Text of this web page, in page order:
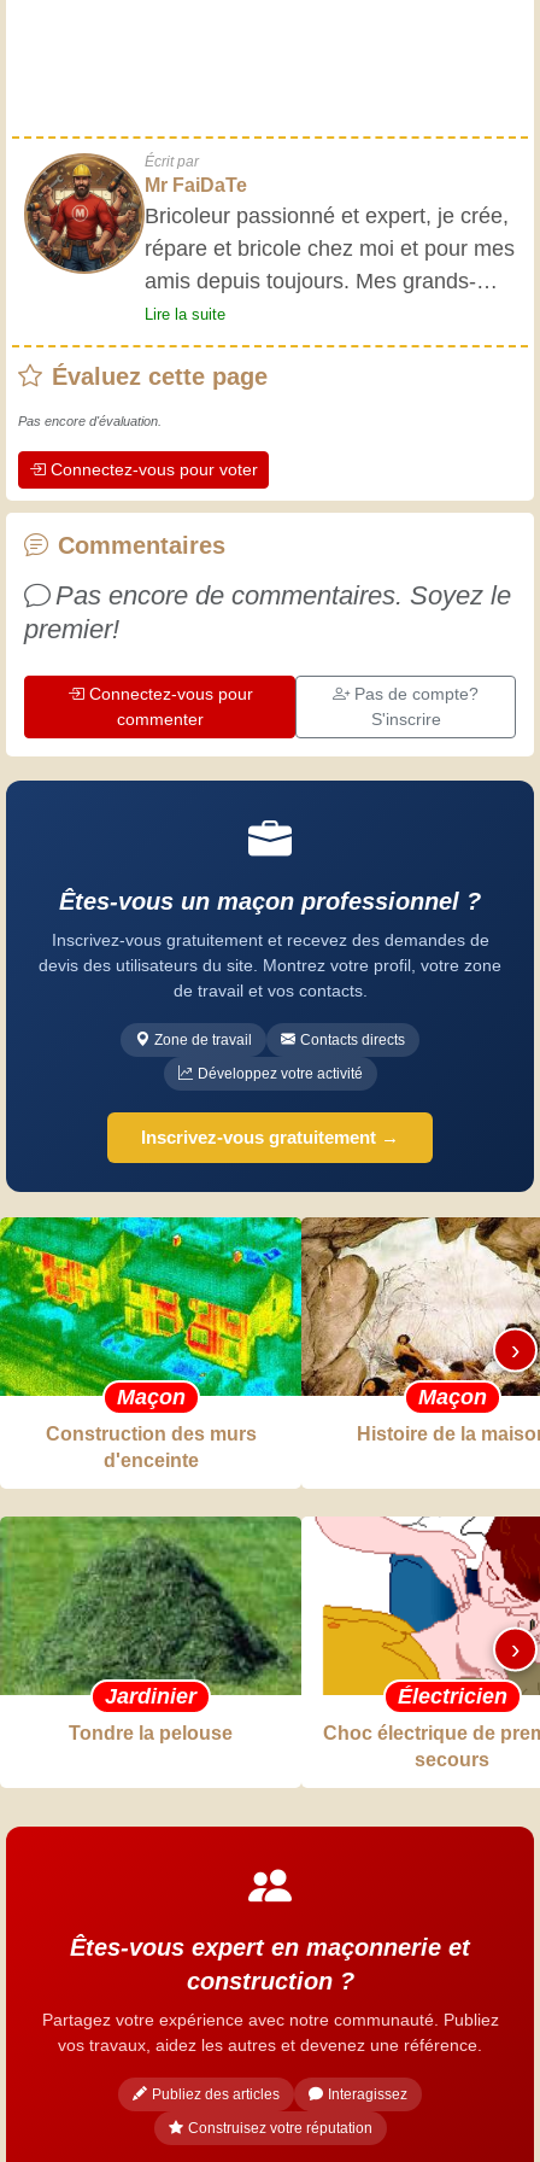
Écrit par
Mr FaiDaTe
Bricoleur passionné et expert, je crée,
répare et bricole chez moi et pour mes
amis depuis toujours. Mes grands-
parents m'ont initié très jeune, et
depuis, j'ai acquis une riche expérience.
L'expérience est essentielle ! Elle nous
professionnels. Apprenons ensemble ;
chaque jour est une occasion de
progresser. Amusez-vous bien !
Lire la suite
Évaluez cette page
Pas encore d'évaluation.
Connectez-vous pour voter
Commentaires
Pas encore de commentaires. Soyez le
premier!
Connectez-vous pour
commenter
Pas de compte?
S'inscrire
Êtes-vous un maçon professionnel ?
Inscrivez-vous gratuitement et recevez des demandes de
devis des utilisateurs du site. Montrez votre profil, votre zone
de travail et vos contacts.
Zone de travail
Contacts directs
Développez votre activité
Inscrivez-vous gratuitement →
Maçon
Construction des murs
d'enceinte
Maçon
Histoire de la
›
Jardinier
Tondre la pelouse
Électricien
Choc électrique de
secours
›
Êtes-vous expert en maçonnerie et
construction ?
Partagez votre expérience avec notre communauté. Publiez
vos travaux, aidez les autres et devenez une référence.
Publiez des articles
Interagissez
Construisez votre réputation